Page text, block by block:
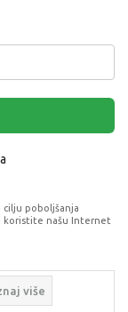
cilju poboljšanja
koristite našu Internet
više